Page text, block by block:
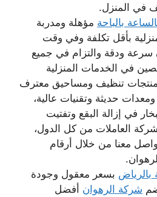
في المنزل.
بالباحة مؤهلة ومدربة
بأقل تكلفة وفي وقت
سرعة ودقة والتزام في جميع
في الخدمات المنزلية
تنظيف ومساحيق معترف
ومعدات حديثة وتقنيات عالية،
في إزالة البقع وتفتيت
العاملات من كل الدول،
معنا من خلال أرقام
بالرياض بسعر معقول وجودة
شركة الرهوان أفضل